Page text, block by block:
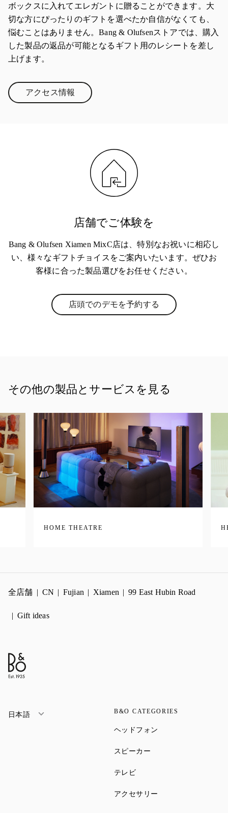
ボックスに入れてエレガントに贈ることができます。大
切な方にぴったりのギフトを選べたか自信がなくても、
悩むことはありません。Bang & Olufsenストアでは、購入
した製品の返品が可能となるギフト用のレシートを差し
上げます。
アクセス情報Link Opens in New Tab
店舗でご体験を
Bang & Olufsen Xiamen MixC店は、特別なお祝いに相応し
い、様々なギフトチョイスをご案内いたいます。ぜひお
客様に合った製品選びをお任せください。
店頭でのデモを予約する
Link Opens in New Tab
その他の製品とサービスを見る
HOME THEATRE
全店舗 CN Fujian Xiamen 99 East Hubin Road
Gift ideas
日本語 B&O CATEGORIES
ヘッドフォン
スピーカー
テレビLink Opens in New Tab
アクセサリー